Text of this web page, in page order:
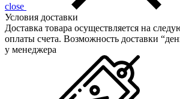
close
Условия доставки
Доставка товара осуществляется на
оплаты счета. Возможность доставки
у менеджера